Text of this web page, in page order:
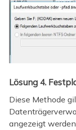
Lösung 4.
Diese Methode
angezeigt werden.